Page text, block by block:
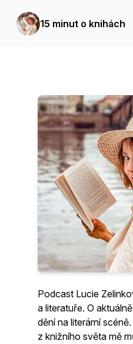
15 minut o knihách
Podcast Lucie
a literatuře. O
dění na literární
z knižního světa mě